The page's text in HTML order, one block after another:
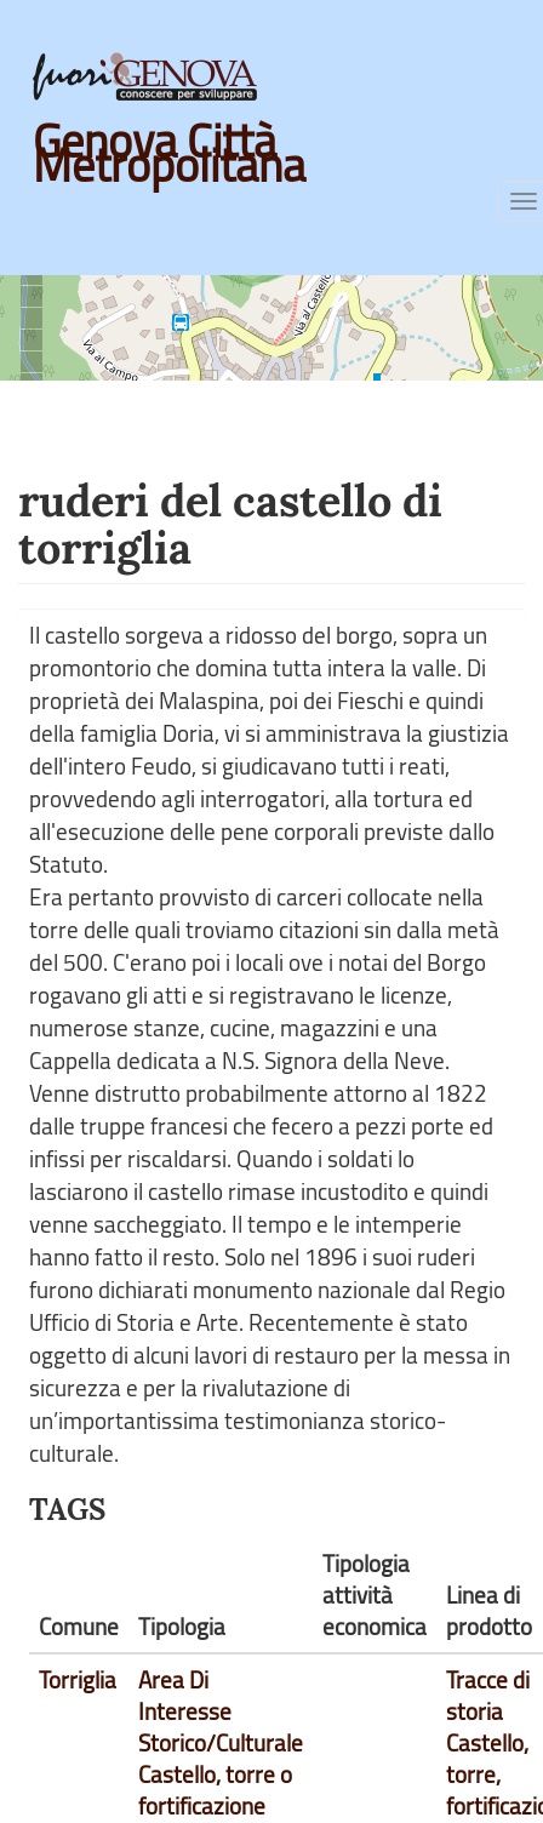
Skip
main
content
Genova Città
Metropolitana
ruderi del castello di
torriglia
Il castello sorgeva a ridosso del borgo, sopra un
promontorio che domina tutta intera la valle. Di
proprietà dei Malaspina, poi dei Fieschi e quindi
della famiglia Doria, vi si amministrava la giustizia
dell'intero Feudo, si giudicavano tutti i reati,
provvedendo agli interrogatori, alla tortura ed
all'esecuzione delle pene corporali previste dallo
Statuto.
Era pertanto provvisto di carceri collocate nella
torre delle quali troviamo citazioni sin dalla metà
del 500. C'erano poi i locali ove i notai del Borgo
rogavano gli atti e si registravano le licenze,
numerose stanze, cucine, magazzini e una
Cappella dedicata a N.S. Signora della Neve.
Venne distrutto probabilmente attorno al 1822
dalle truppe francesi che fecero a pezzi porte ed
infissi per riscaldarsi. Quando i soldati lo
lasciarono il castello rimase incustodito e quindi
venne saccheggiato. Il tempo e le intemperie
hanno fatto il resto. Solo nel 1896 i suoi ruderi
furono dichiarati monumento nazionale dal Regio
Ufficio di Storia e Arte. Recentemente è stato
oggetto di alcuni lavori di restauro per la messa in
sicurezza e per la rivalutazione di
un’importantissima testimonianza storico-
culturale.
TAGS
Comune Tipologia
Tipologia
attività
economica
Linea di
prodotto
Torriglia
Area Di
Interesse
Storico/Culturale
Castello, torre o
fortificazione
Tracce di
storia
Castello,
torre,